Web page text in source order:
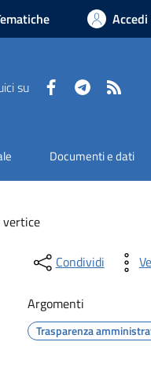
su FacebookTelegram
Documenti e dati
Condividi
Argomenti
Trasparenza